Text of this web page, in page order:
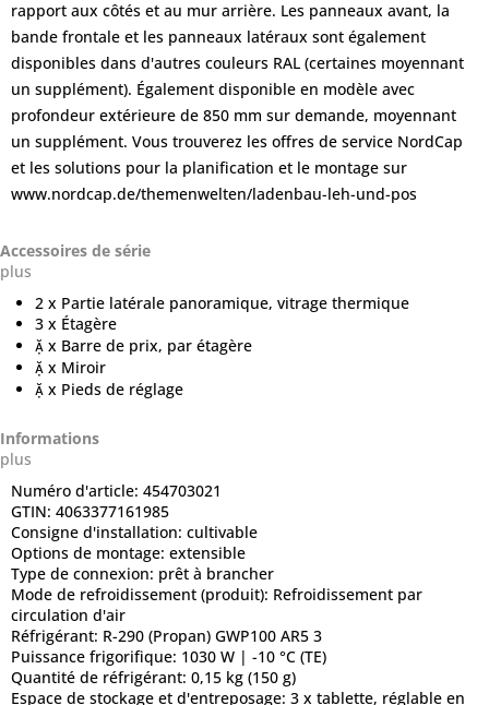
rapport aux côtés et au mur arrière. Les panneaux avant, la
bande frontale et les panneaux latéraux sont également
disponibles dans d'autres couleurs RAL (certaines moyennant
un supplément). Également disponible en modèle avec
profondeur extérieure de 850 mm sur demande, moyennant
un supplément. Vous trouverez les offres de service NordCap
et les solutions pour la planification et le montage sur
www.nordcap.de/themenwelten/ladenbau-leh-und-pos
Accessoires de série
plus
2 x Partie latérale panoramique, vitrage thermique
3 x Étagère
 x Barre de prix, par étagère
 x Miroir
 x Pieds de réglage
Informations
plus
Numéro d'article: 454703021
GTIN: 4063377161985
Consigne d'installation: cultivable
Options de montage: extensible
Type de connexion: prêt à brancher
Mode de refroidissement (produit): Refroidissement par
circulation d'air
Réfrigérant: R-290 (Propan) GWP100 AR5 3
Puissance frigorifique: 1030 W | -10 °C (TE)
Quantité de réfrigérant: 0,15 kg (150 g)
Espace de stockage et d'entreposage: 3 x tablette, réglable en